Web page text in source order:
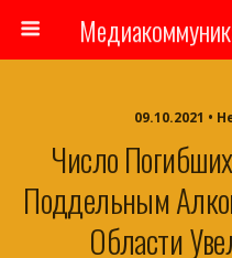
09.10.2021 •
Число
Поддельным
Области